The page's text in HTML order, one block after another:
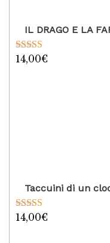
IL DRAGO E LA
Valutato
14,00€
Taccuini di un
Valutato
14,00€